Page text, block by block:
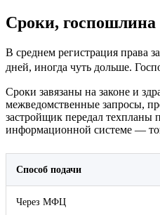
Сроки, госпошлина
В среднем регистрация права
дней, иногда чуть дольше.
Сроки завязаны на законе и
межведомственные запросы,
застройщик передал техпланы
информационной системе —
Способ подачи
Через МФЦ